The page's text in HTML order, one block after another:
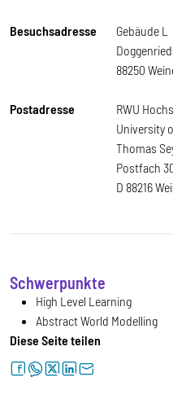
Besuchsadresse
Gebäude L
88250
Postadresse
RWU
University
Thomas
Postfach
D 88216
Schwerpunkte
High Level Learning
Abstract World Modelling
Diese Seite teilen
facebookwhatsapptwitterlinkedinletter